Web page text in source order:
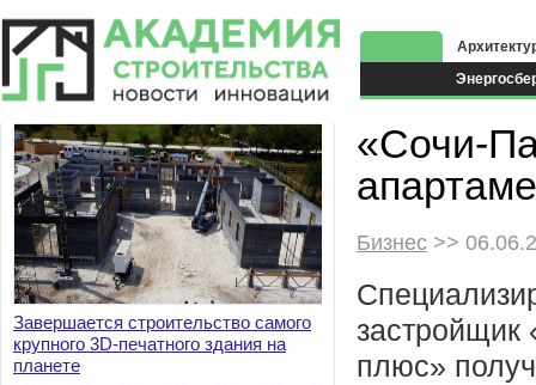
Завершается строительство самого
крупного 3D-печатного здания на
планете
«Сочи-
Бизнес >>
застройщик
плюс»